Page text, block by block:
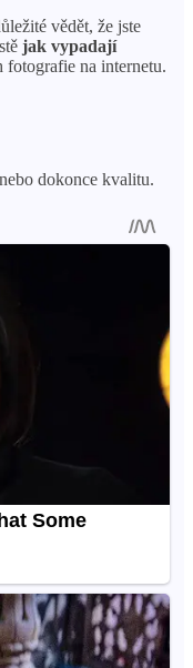
vědět, že jste
jak vypadají
fotografie na internetu.
dokonce kvalitu.